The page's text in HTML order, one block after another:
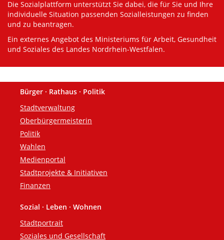
Die Sozialplattform unterstützt Sie dabei, die für Sie und Ihre
individuelle Situation passenden Sozialleistungen zu finden
und zu beantragen.
Ein externes Angebot des Ministeriums für Arbeit, Gesundheit
und Soziales des Landes Nordrhein-Westfalen.
Fußzeile
Bürger · Rathaus · Politik
Stadtverwaltung
Oberbürgermeisterin
Politik
Wahlen
Medienportal
Stadtprojekte & Initiativen
Finanzen
Sozial · Leben · Wohnen
Stadtportrait
Soziales und Gesellschaft